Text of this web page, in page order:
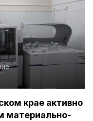
крае активно
материально-